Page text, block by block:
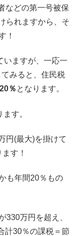
などの第一号被保
られますから、そ
！
いますが、一応一
みると、住民税
％ となります。
す。
円(最大)を掛けて
す！
も年間20％もの
330万円を超え、
計30％の課税＝節